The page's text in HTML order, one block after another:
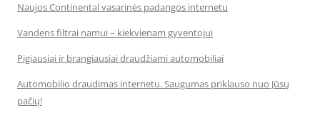
Naujos Continental vasarinės padangos internetu
Vandens filtrai namui – kiekvienam gyventojui
Pigiausiai ir brangiausiai draudžiami automobiliai
Automobilio draudimas internetu. Saugumas priklauso nuo Jūsų
pačių!